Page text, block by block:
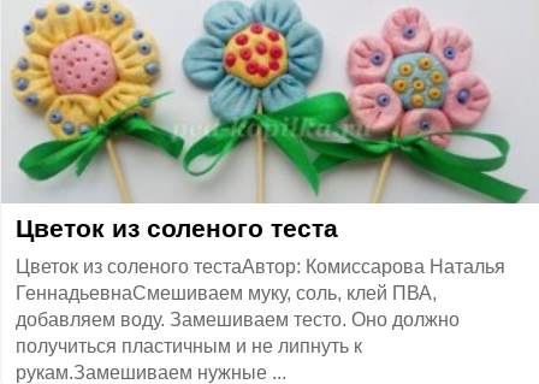
Цветок из соленого теста
Цветок из соленого тестаАвтор: Комиссарова Наталья
ГеннадьевнаСмешиваем муку, соль, клей ПВА,
добавляем воду. Замешиваем тесто. Оно должно
получиться пластичным и не липнуть к
рукам.Замешиваем нужные ...